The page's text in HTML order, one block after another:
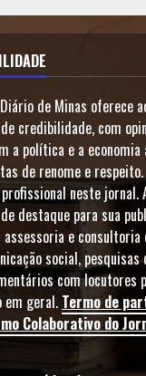
de Minas oferece
credibilidade, com
a política e a economia
de renome e
neste jornal.
destaque para sua
e
social, pesquisas
com locutores
em geral. Termo de
Colaborativo do